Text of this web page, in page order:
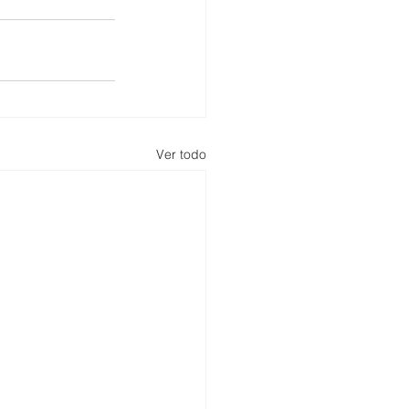
Ver todo